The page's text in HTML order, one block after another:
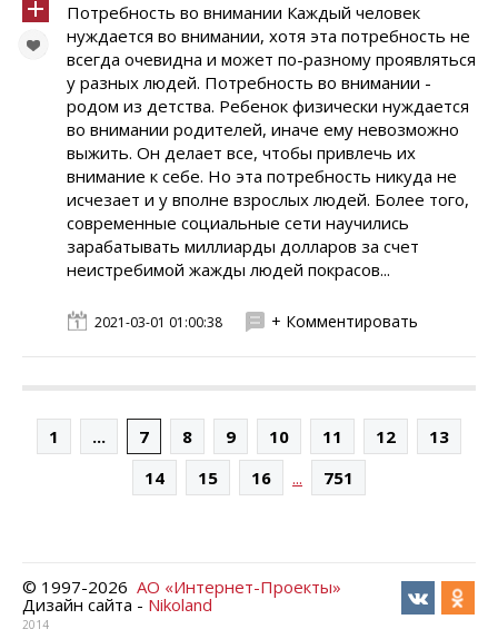
Потребность во внимании Каждый человек
нуждается во внимании, хотя эта потребность не
всегда очевидна и может по-разному проявляться
у разных людей. Потребность во внимании -
родом из детства. Ребенок физически нуждается
во внимании родителей, иначе ему невозможно
выжить. Он делает все, чтобы привлечь их
внимание к себе. Но эта потребность никуда не
исчезает и у вполне взрослых людей. Более того,
современные социальные сети научились
зарабатывать миллиарды долларов за счет
неистребимой жажды людей покрасов...
2021-03-01 01:00:38 + Комментировать
1 ... 7 8 9 10 11 12
13
14
15 16 ... 751
© 1997-2026 АО «Интернет-Проекты»
Дизайн сайта - Nikoland
2014